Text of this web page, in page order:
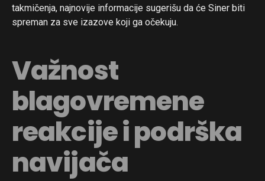
takmičenja, najnovije informacije sugerišu da će Siner biti
spreman za sve izazove koji ga očekuju.
Važnost
blagovremene
reakcije i podrška
navijača